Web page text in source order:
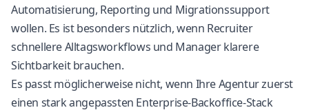
Automatisierung, Reporting und Migrationssupport
wollen. Es ist besonders nützlich, wenn Recruiter
schnellere Alltagsworkflows und Manager klarere
Sichtbarkeit brauchen.
Es passt möglicherweise nicht, wenn Ihre Agentur zuerst
einen stark angepassten Enterprise-Backoffice-Stack